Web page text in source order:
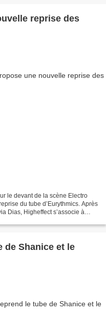
reprise des
le devant de la scène Electro
du tube d’Eurythmics. Après
Dias, Higheffect s’associe à
de Shanice et le